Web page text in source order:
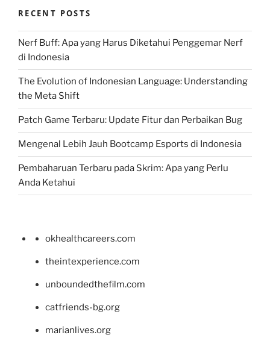
RECENT POSTS
Nerf Buff: Apa yang Harus Diketahui Penggemar Nerf
di Indonesia
The Evolution of Indonesian Language: Understanding
the Meta Shift
Patch Game Terbaru: Update Fitur dan Perbaikan Bug
Mengenal Lebih Jauh Bootcamp Esports di Indonesia
Pembaharuan Terbaru pada Skrim: Apa yang Perlu
Anda Ketahui
okhealthcareers.com
theintexperience.com
unboundedthefilm.com
catfriends-bg.org
marianlives.org